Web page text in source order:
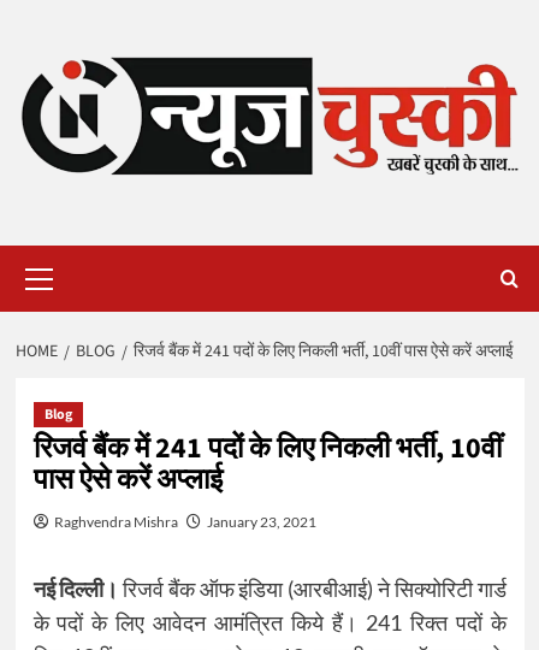
content
Menu
HOME BLOG रिजर्व बैंक में 241 पदों के लिए निकली भर्ती, 10वीं पास ऐसे करें अप्लाई
Blog
रिजर्व बैंक में 241 पदों के लिए निकली भर्ती, 10वीं
पास ऐसे करें अप्लाई
Raghvendra Mishra January 23, 2021
नई दिल्ली। रिजर्व बैंकऑफ इंडिया (आरबीआई) ने सिक्योरिटी गार्ड
के पदों के लिए आवेदन आमंत्रित किये हैं। 241रिक्त पदों के